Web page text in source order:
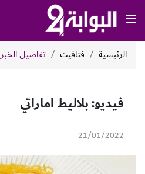
الرئيسية فتافيت تفاصيل الخبر
فيديو: بلاليط اماراتي
21/01/2022